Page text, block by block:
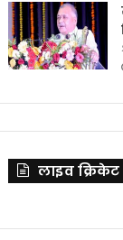
लाइव क्रिकेट